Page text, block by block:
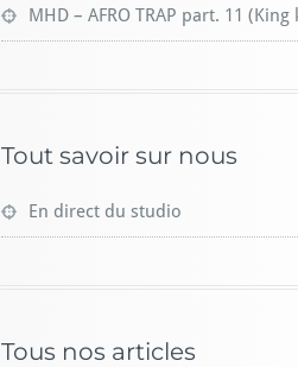
MHD – AFRO TRAP part. 11 (King
Tout savoir sur nous
En direct du studio
Tous nos articles